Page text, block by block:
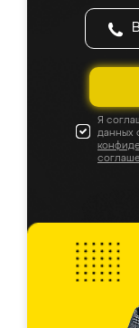
Я
данных